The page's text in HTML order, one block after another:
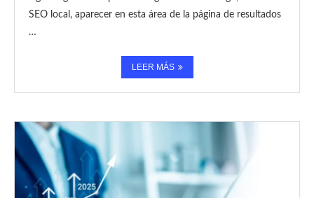
SEO local, aparecer en esta área de la página de resultados
…
LEER MÁS